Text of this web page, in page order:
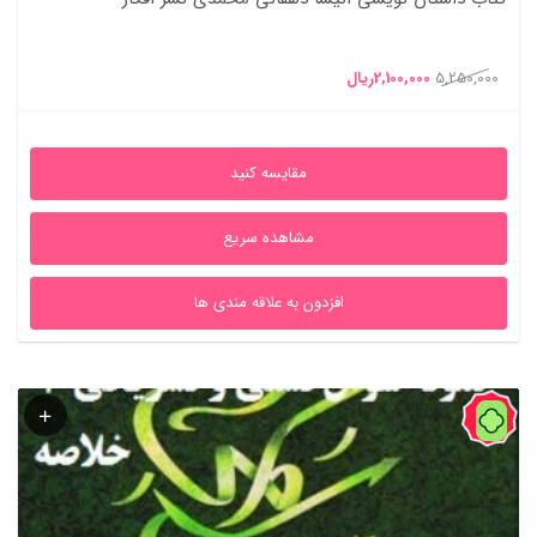
5,250,000 قیمت
5,250,000ریال
2,100,000ریال
2,100,000ریال
مقایسه کنید
مشاهده سریع
افزدون به علاقه مندی ها
60%